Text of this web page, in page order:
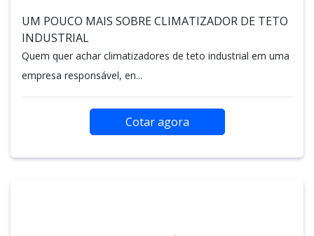
UM POUCO MAIS SOBRE CLIMATIZADOR DE TETO
INDUSTRIAL
Quem quer achar climatizadores de teto industrial em uma
empresa responsável, en...
Cotar agora